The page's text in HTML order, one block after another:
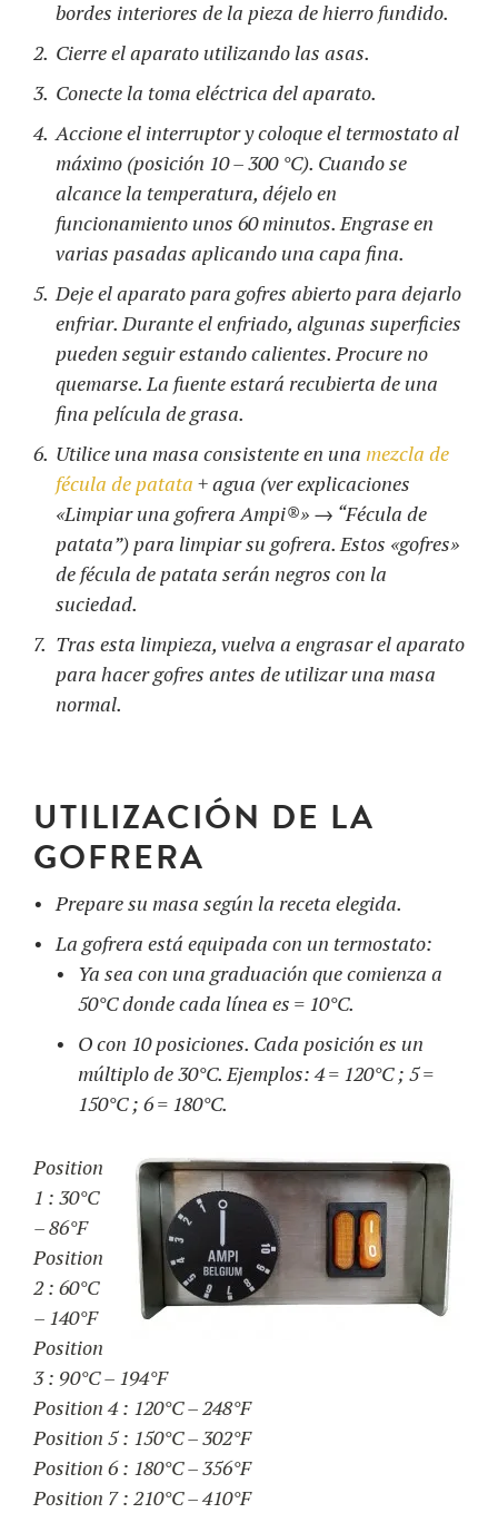
bordes interiores de la pieza de hierro fundido.
Cierre el aparato utilizando las asas.
Conecte la toma eléctrica del aparato.
Accione el interruptor y coloque el termostato al
máximo (posición 10 – 300 °C). Cuando se
alcance la temperatura, déjelo en
funcionamiento unos 60 minutos. Engrase en
varias pasadas aplicando una capa fina.
Deje el aparato para gofres abierto para dejarlo
enfriar. Durante el enfriado, algunas superficies
pueden seguir estando calientes. Procure no
quemarse. La fuente estará recubierta de una
fina película de grasa.
Utilice una masa consistente en una mezcla de
fécula de patata + agua (ver explicaciones
«Limpiar una gofrera Ampi®» → “Fécula de
patata”) para limpiar su gofrera. Estos «gofres»
de fécula de patata serán negros con la
suciedad.
Tras esta limpieza, vuelva a engrasar el aparato
para hacer gofres antes de utilizar una masa
normal.
UTILIZACIÓN DE LA
GOFRERA
Prepare su masa según la receta elegida.
La gofrera está equipada con un termostato:
Ya sea con una graduación que comienza a
50°C donde cada línea es = 10°C.
O con 10 posiciones. Cada posición es un
múltiplo de 30°C. Ejemplos: 4 = 120°C ; 5 =
150°C ; 6 = 180°C.
Position
1 : 30°C
– 86°F
Position
2 : 60°C
– 140°F
Position
3 : 90°C – 194°F
Position 4 : 120°C – 248°F
Position 5 : 150°C – 302°F
Position 6 : 180°C – 356°F
Position 7 : 210°C – 410°F